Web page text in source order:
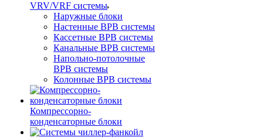
VRV/VRF системы
Наружные блоки
Настенные ВРВ системы
Кассетные ВРВ системы
Канальные ВРВ системы
Напольно-потолочные
ВРВ системы
Колонные ВРВ системы
Компрессорно-
конденсаторные блоки